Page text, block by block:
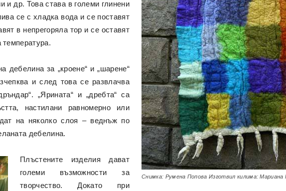
Снимка: Румена Попова Изготвил килима: Мариана
и др. Това става в големи глинени
се с хладка вода и се поставят
в непрегоряла тор и се оставят
температура.
дебелина за „кроене“ и „шарене“
и след това се развлачва
„Ярината“ и „дребта“ са
настилани равномерно или
на няколко слоя – веднъж по
дебелина.
Плъстените изделия дават
големи възможности за
творчество. Докато при